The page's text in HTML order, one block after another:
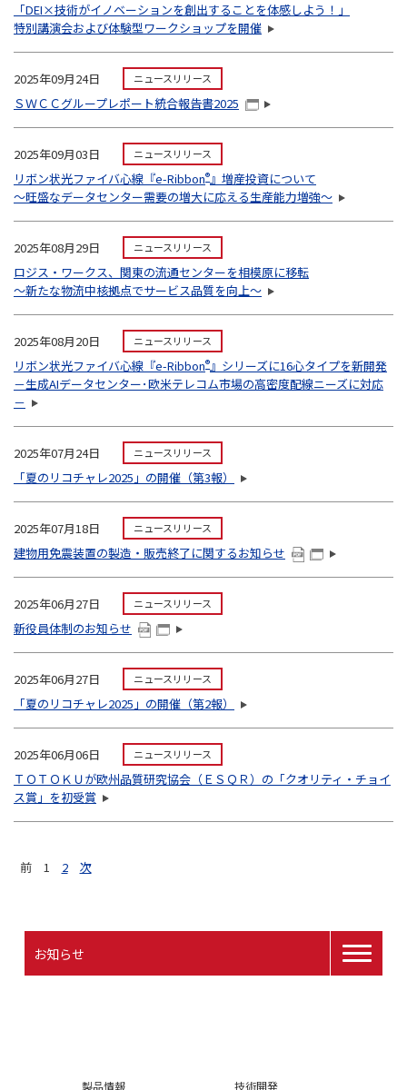
「DEI×技術がイノベーションを創出することを体感しよう！」
特別講演会および体験型ワークショップを開催
2025年09月24日 ニュースリリース
ＳＷＣＣグループレポート統合報告書2025
2025年09月03日 ニュースリリース
リボン状光ファイバ心線『e-Ribbon®』増産投資について
～旺盛なデータセンター需要の増大に応える生産能力増強～
2025年08月29日 ニュースリリース
ロジス・ワークス、関東の流通センターを相模原に移転
～新たな物流中核拠点でサービス品質を向上～
2025年08月20日 ニュースリリース
リボン状光ファイバ心線『e-Ribbon®』シリーズに16心タイプを新開発
－生成AIデータセンター･欧米テレコム市場の高密度配線ニーズに対応
－
2025年07月24日 ニュースリリース
「夏のリコチャレ2025」の開催（第3報）
2025年07月18日 ニュースリリース
建物用免震装置の製造・販売終了に関するお知らせ
2025年06月27日 ニュースリリース
新役員体制のお知らせ
2025年06月27日 ニュースリリース
「夏のリコチャレ2025」の開催（第2報）
2025年06月06日 ニュースリリース
ＴＯＴＯＫＵが欧州品質研究協会（ＥＳＱＲ）の「クオリティ・チョイ
ス賞」を初受賞
前 1 2 次
お知らせ
製品情報 技術開発